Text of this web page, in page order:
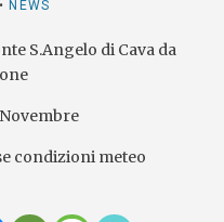
NEWS
S.Angelo di Cava da
condizioni meteo